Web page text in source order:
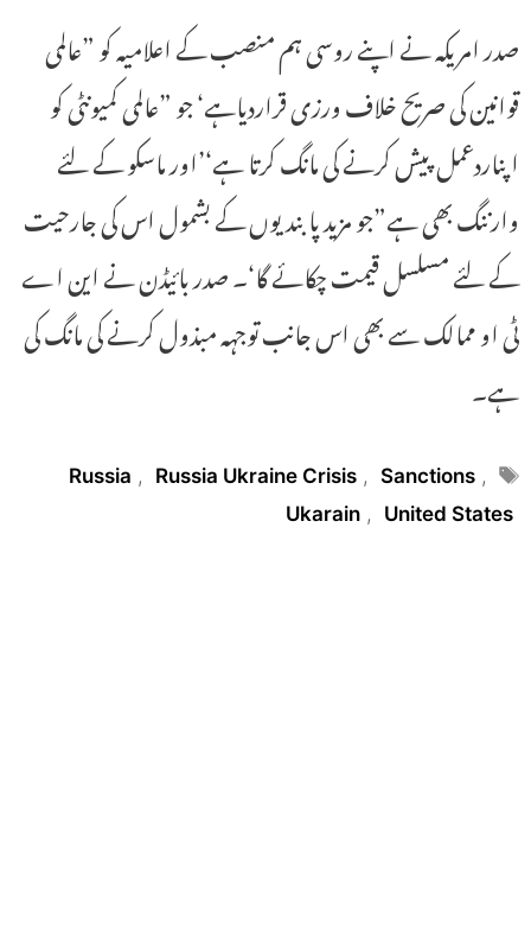
صدر امریکہ نے اپنے روسی ہم منصب کے اعلامیہ کو ”عالمی
قوانین کی صریح خلاف ورزی قراردیاہے‘ جو ”عالمی کمیونٹی کو
اپناردعمل پیش کرنے کی مانگ کرتا ہے‘’اور ماسکو کے لئے
وارننگ بھی ہے”جو مزید پابندیوں کے بشمول اس کی جارحیت
کے لئے مسلسل قیمت چکائے گا‘۔ صدر بائیڈن نے این اے
ٹی او ممالک سے بھی اس جانب توجہہ مبذول کرنے کی مانگ کی
ہے۔
Tags
Russia , Russia Ukraine Crisis , Sanctions ,
Ukarain , United States